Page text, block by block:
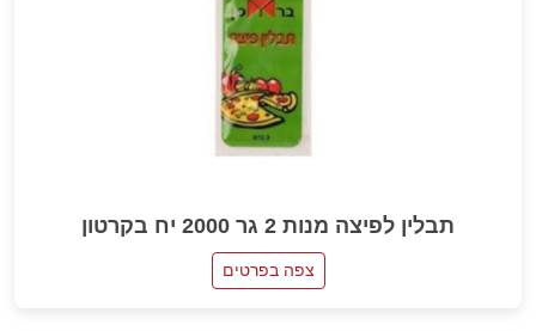
תבלין לפיצה מנות 2 גר 2000 יח בקרטון
צפה בפרטים